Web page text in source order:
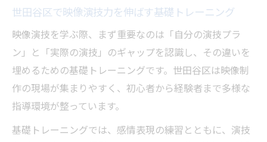
世田谷区で映像演技力を伸ばす基礎トレーニング
映像演技を学ぶ際、まず重要なのは「自分の演技プラ
ン」と「実際の演技」のギャップを認識し、その違いを
埋めるための基礎トレーニングです。世田谷区は映像制
作の現場が集まりやすく、初心者から経験者まで多様な
指導環境が整っています。
基礎トレーニングでは、感情表現の練習とともに、演技